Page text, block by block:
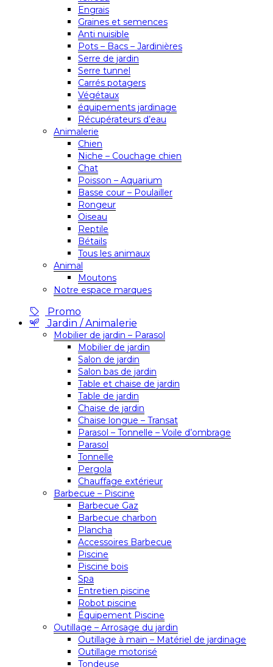
Engrais
Graines et semences
Anti nuisible
Pots – Bacs – Jardinières
Serre de jardin
Serre tunnel
Carrés potagers
Végétaux
équipements jardinage
Récupérateurs d’eau
Animalerie
Chien
Niche – Couchage chien
Chat
Poisson – Aquarium
Basse cour – Poulailler
Rongeur
Oiseau
Reptile
Bétails
Tous les animaux
Animal
Moutons
Notre espace marques
Promo
Jardin / Animalerie
Mobilier de jardin – Parasol
Mobilier de jardin
Salon de jardin
Salon bas de jardin
Table et chaise de jardin
Table de jardin
Chaise de jardin
Chaise longue – Transat
Parasol – Tonnelle – Voile d’ombrage
Parasol
Tonnelle
Pergola
Chauffage extérieur
Barbecue – Piscine
Barbecue Gaz
Barbecue charbon
Plancha
Accessoires Barbecue
Piscine
Piscine bois
Spa
Entretien piscine
Robot piscine
Équipement Piscine
Outillage – Arrosage du jardin
Outillage à main – Matériel de jardinage
Outillage motorisé
Tondeuse